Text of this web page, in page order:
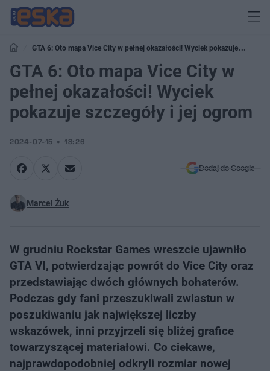
GTA 6: Oto mapa Vice City w pełnej okazałości! Wyciek pokazuje
szczegóły i jej ogrom
GTA 6: Oto mapa Vice City w
pełnej okazałości! Wyciek
pokazuje szczegóły i jej ogrom
2024-07-15 18:26
Dodaj do Google
Marcel Żuk
W grudniu Rockstar Games wreszcie ujawniło
GTA VI, potwierdzając powrót do Vice City oraz
przedstawiając dwóch głównych bohaterów.
Podczas gdy fani przeszukiwali zwiastun w
poszukiwaniu jak największej liczby
wskazówek, inni przyjrzeli się bliżej grafice
towarzyszącej materiałowi. Co ciekawe,
najprawdopodobniej odkryli rozmiar nowej